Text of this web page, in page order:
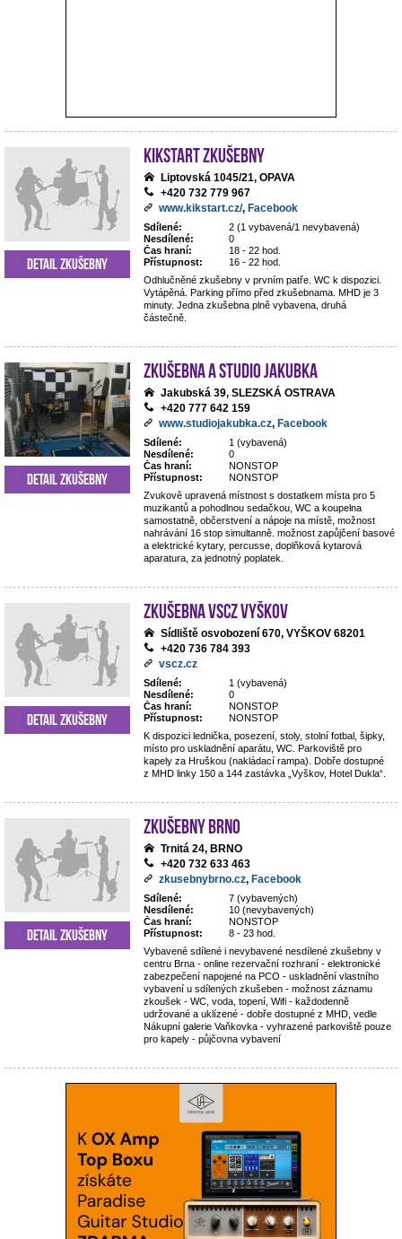
Kikstart zkušebny
Liptovská 1045/21, OPAVA
+420 732 779 967
www.kikstart.cz/, Facebook
Sdílené:
2 (1 vybavená/1 nevybavená)
Nesdílené:
0
Čas hraní:
18 - 22 hod.
Přístupnost:
16 - 22 hod.
Odhlučněné zkušebny v prvním patře. WC k dispozici.
Vytápěná. Parking přímo před zkušebnama. MHD je 3
minuty. Jedna zkušebna plně vybavena, druhá
částečně.
Detail zkušebny
Zkušebna a studio Jakubka
Jakubská 39, SLEZSKÁ OSTRAVA
+420 777 642 159
www.studiojakubka.cz, Facebook
Sdílené:
1 (vybavená)
Nesdílené:
0
Čas hraní:
NONSTOP
Přístupnost:
NONSTOP
Zvukově upravená místnost s dostatkem místa pro 5
muzikantů a pohodlnou sedačkou, WC a koupelna
samostatně, občerstvení a nápoje na místě, možnost
nahrávání 16 stop simultanně. možnost zapůjčení basové
a elektrické kytary, percusse, doplňková kytarová
aparatura, za jednotný poplatek.
Detail zkušebny
Zkušebna VSCZ Vyškov
Sídliště osvobození 670, VYŠKOV 68201
+420 736 784 393
vscz.cz
Sdílené:
1 (vybavená)
Nesdílené:
0
Čas hraní:
NONSTOP
Přístupnost:
NONSTOP
K dispozici lednička, posezení, stoly, stolní fotbal, šipky,
místo pro uskladnění aparátu, WC. Parkoviště pro
kapely za Hruškou (nakládací rampa). Dobře dostupné
z MHD linky 150 a 144 zastávka „Vyškov, Hotel Dukla“.
Detail zkušebny
Zkušebny Brno
Trnitá 24, BRNO
+420 732 633 463
zkusebnybrno.cz, Facebook
Sdílené:
7 (vybavených)
Nesdílené:
10 (nevybavených)
Čas hraní:
NONSTOP
Přístupnost:
8 - 23 hod.
Vybavené sdílené i nevybavené nesdílené zkušebny v
centru Brna - online rezervační rozhraní - elektronické
zabezpečení napojené na PCO - uskladnění vlastního
vybavení u sdílených zkušeben - možnost záznamu
zkoušek - WC, voda, topení, Wifi - každodenně
udržované a uklízené - dobře dostupné z MHD, vedle
Nákupní galerie Vaňkovka - vyhrazené parkoviště pouze
pro kapely - půjčovna vybavení
Detail zkušebny